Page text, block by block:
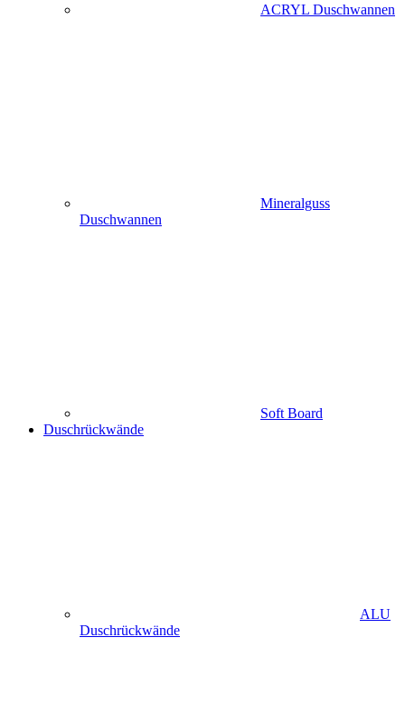
ACRYL Duschwannen
Mineralguss
Duschwannen
Soft Board
Duschrückwände
ALU
Duschrückwände